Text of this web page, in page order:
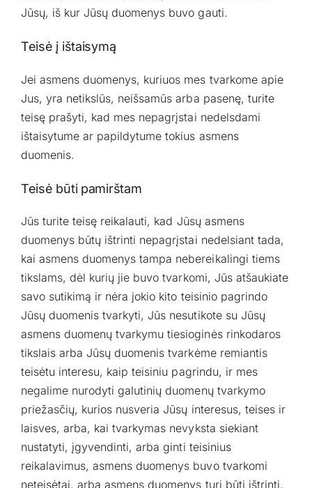
Jūsų, iš kur Jūsų duomenys buvo gauti.
Teisė į ištaisymą
Jei asmens duomenys, kuriuos mes tvarkome apie
Jus, yra netikslūs, neišsamūs arba pasenę, turite
teisę prašyti, kad mes nepagrįstai nedelsdami
ištaisytume ar papildytume tokius asmens
duomenis.
Teisė būti pamirštam
Jūs turite teisę reikalauti, kad Jūsų asmens
duomenys būtų ištrinti nepagrįstai nedelsiant tada,
kai asmens duomenys tampa nebereikalingi tiems
tikslams, dėl kurių jie buvo tvarkomi, Jūs atšaukiate
savo sutikimą ir nėra jokio kito teisinio pagrindo
Jūsų duomenis tvarkyti, Jūs nesutikote su Jūsų
asmens duomenų tvarkymu tiesioginės rinkodaros
tikslais arba Jūsų duomenis tvarkėme remiantis
teisėtu interesu, kaip teisiniu pagrindu, ir mes
negalime nurodyti galutinių duomenų tvarkymo
priežasčių, kurios nusveria Jūsų interesus, teises ir
laisves, arba, kai tvarkymas nevyksta siekiant
nustatyti, įgyvendinti, arba ginti teisinius
reikalavimus, asmens duomenys buvo tvarkomi
neteisėtai, arba asmens duomenys turi būti ištrinti,